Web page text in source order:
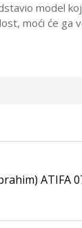
model
moći će ga
ATIFA